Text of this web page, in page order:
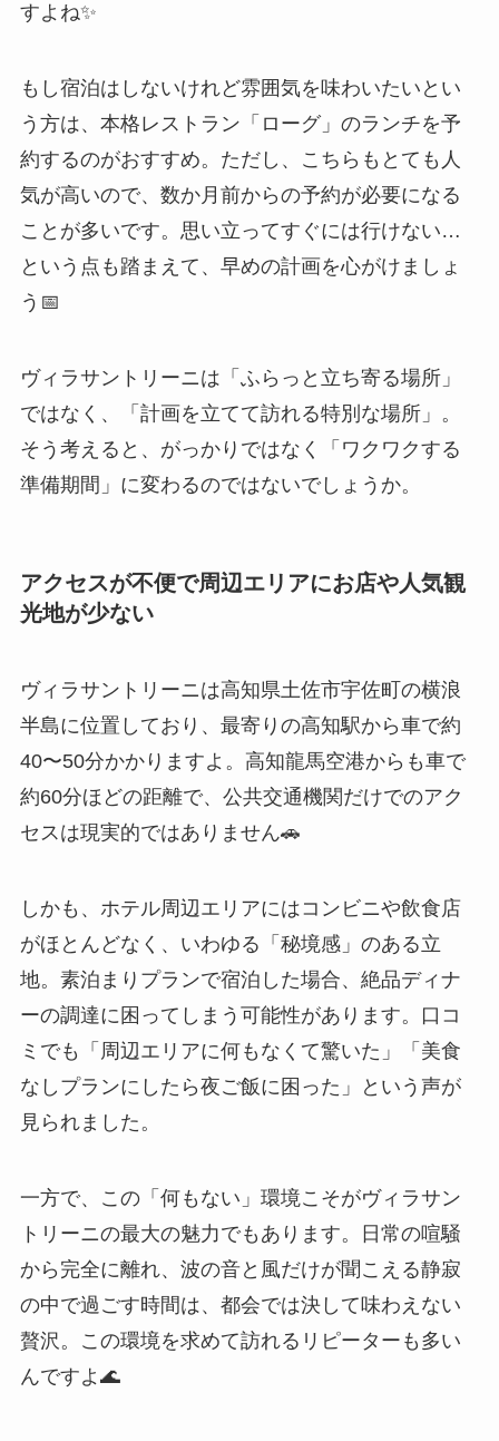
すよね✨
もし宿泊はしないけれど雰囲気を味わいたいとい
う方は、本格レストラン「ローグ」のランチを予
約するのがおすすめ。ただし、こちらもとても人
気が高いので、数か月前からの予約が必要になる
ことが多いです。思い立ってすぐには行けない…
という点も踏まえて、早めの計画を心がけましょ
う📅
ヴィラサントリーニは「ふらっと立ち寄る場所」
ではなく、「計画を立てて訪れる特別な場所」。
そう考えると、がっかりではなく「ワクワクする
準備期間」に変わるのではないでしょうか。
アクセスが不便で周辺エリアにお店や人気観
光地が少ない
ヴィラサントリーニは高知県土佐市宇佐町の横浪
半島に位置しており、最寄りの高知駅から車で約
40〜50分かかりますよ。高知龍馬空港からも車で
約60分ほどの距離で、公共交通機関だけでのアク
セスは現実的ではありません🚗
しかも、ホテル周辺エリアにはコンビニや飲食店
がほとんどなく、いわゆる「秘境感」のある立
地。素泊まりプランで宿泊した場合、絶品ディナ
ーの調達に困ってしまう可能性があります。口コ
ミでも「周辺エリアに何もなくて驚いた」「美食
なしプランにしたら夜ご飯に困った」という声が
見られました。
一方で、この「何もない」環境こそがヴィラサン
トリーニの最大の魅力でもあります。日常の喧騒
から完全に離れ、波の音と風だけが聞こえる静寂
の中で過ごす時間は、都会では決して味わえない
贅沢。この環境を求めて訪れるリピーターも多い
んですよ🌊